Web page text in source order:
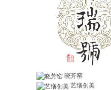
晓芳窑
艺缮创美